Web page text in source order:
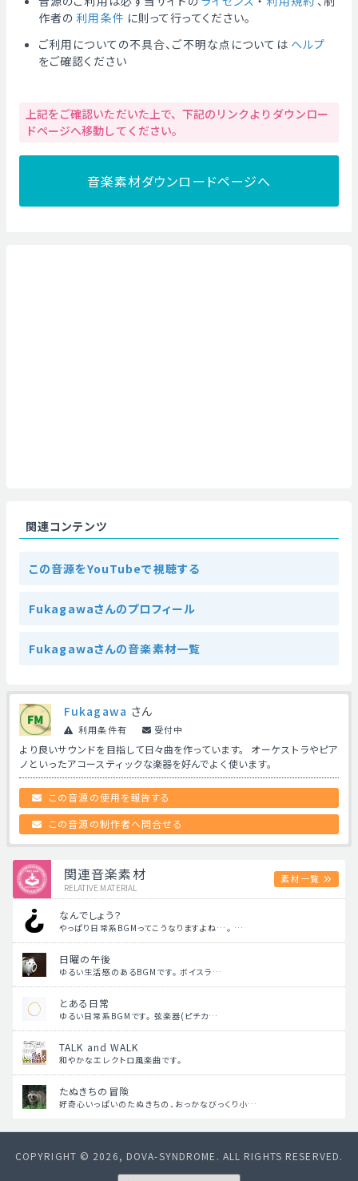
作者の 利用条件 に則って行ってください。
ご利用についての不具合、ご不明な点については ヘルプ
をご確認ください
上記をご確認いただいた上で、下記のリンクよりダウンロー
ドページへ移動してください。
音楽素材ダウンロードページへ
関連コンテンツ
この音源をYouTubeで視聴する
Fukagawaさんのプロフィール
Fukagawaさんの音楽素材一覧
Fukagawa さん
利用条件有 受付中
より良いサウンドを目指して日々曲を作っています。 オーケストラやピア
ノといったアコースティックな楽器を好んでよく使います。
この音源の使用を報告する
この音源の制作者へ問合せる
関連音楽素材
RELATIVE MATERIAL
素材一覧
なんでしょう？
やっぱり日常系BGMってこうなりますよね…。 …
日曜の午後
ゆるい生活感のあるBGMです。 ボイスラ…
とある日常
ゆるい日常系BGMです。 弦楽器(ピチカ…
TALK and WALK
和やかなエレクトロ風楽曲です。
たぬきちの冒険
好奇心いっぱいのたぬきちの、おっかなびっくり小…
COPYRIGHT © 2026, DOVA-SYNDROME. ALL RIGHTS RESERVED.